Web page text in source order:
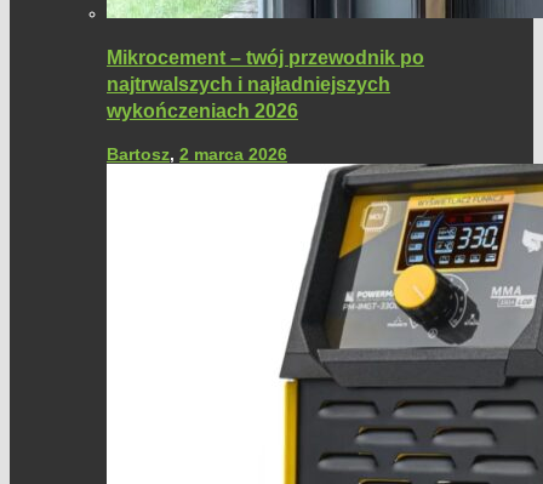
Mikrocement – twój przewodnik po
najtrwalszych i najładniejszych
wykończeniach 2026
Bartosz, 2 marca 2026